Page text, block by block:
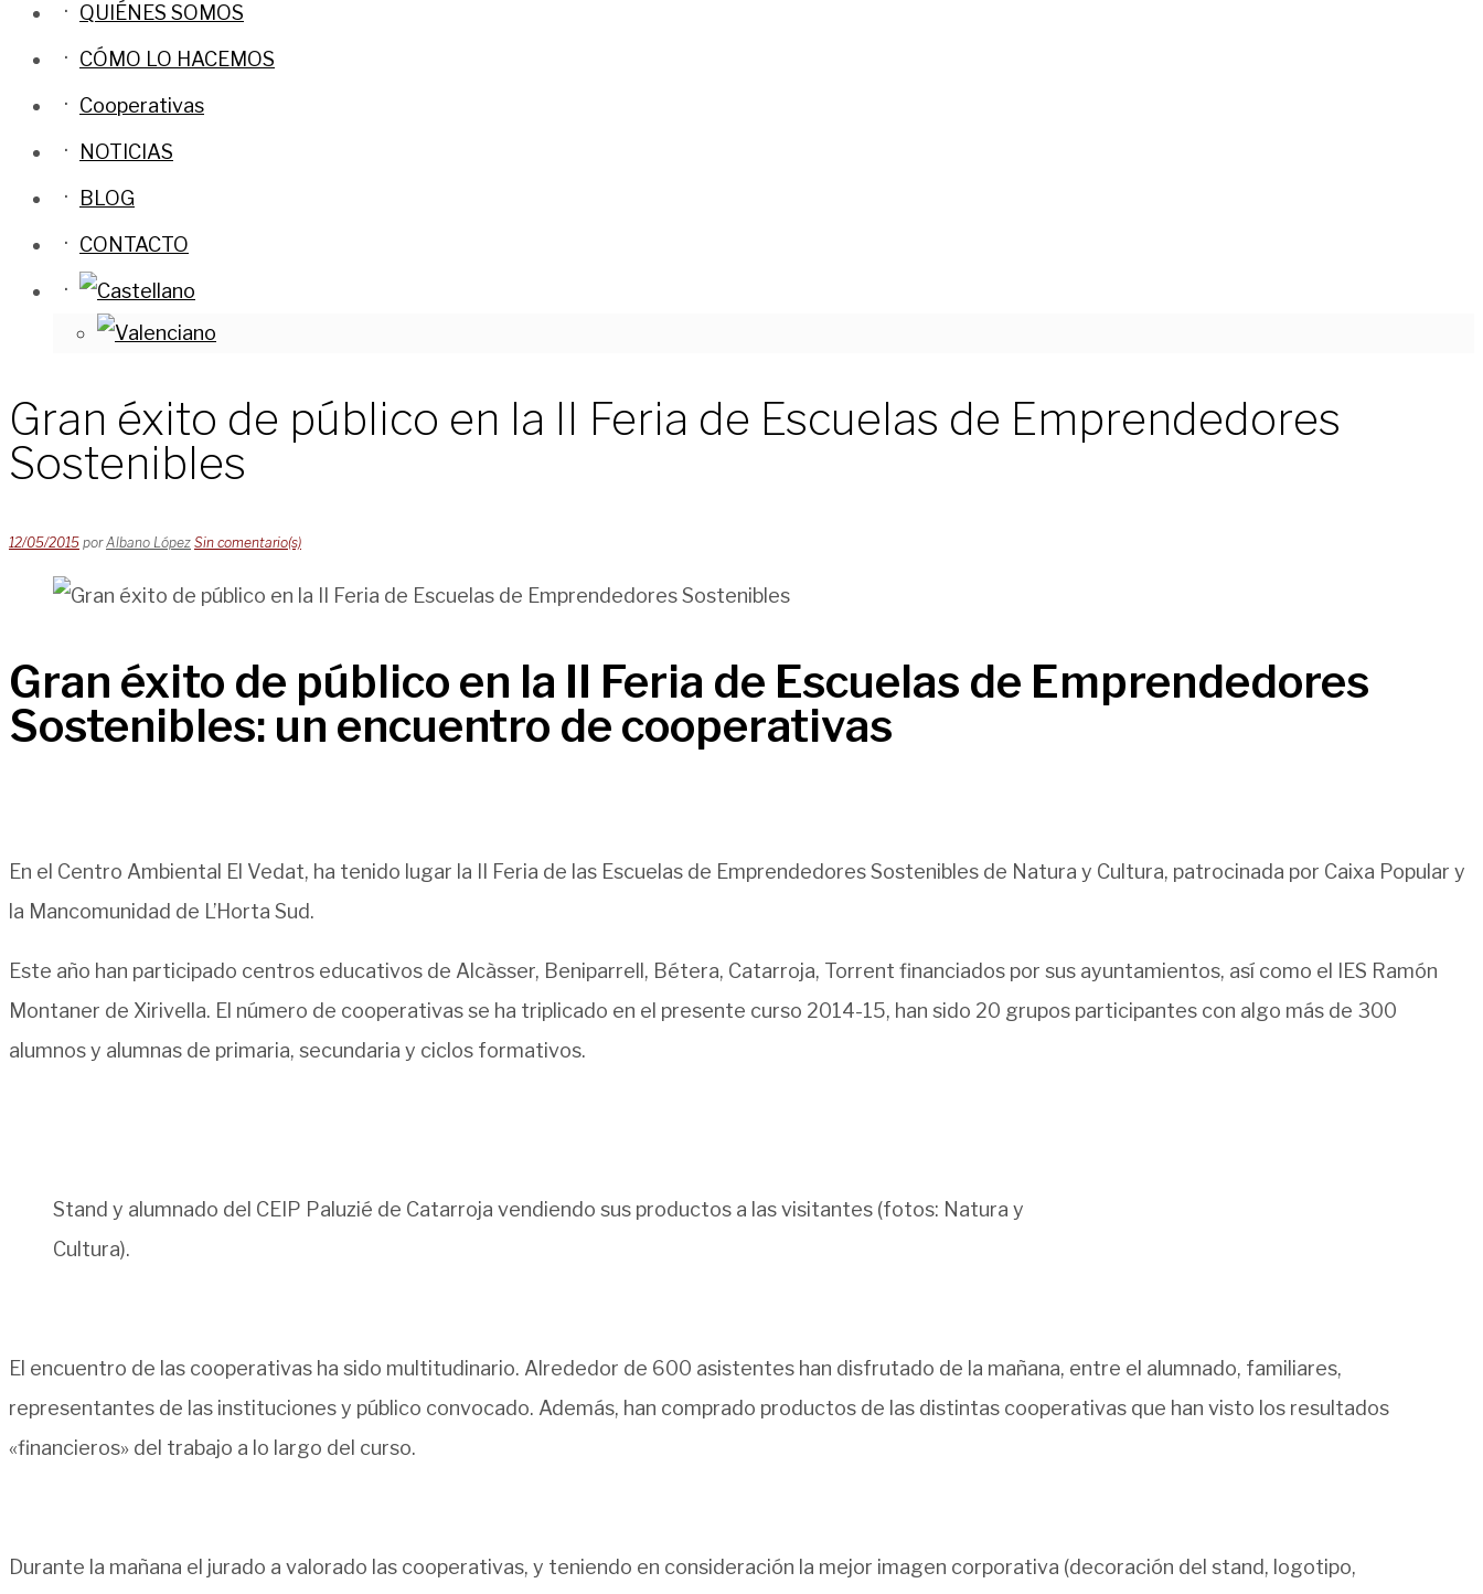
QUIÉNES SOMOS
CÓMO LO HACEMOS
Cooperativas
NOTICIAS
BLOG
CONTACTO
Gran éxito de público en la II Feria de Escuelas de Emprendedores
Sostenibles
12/05/2015 porAlbano López Sin comentario(s)
Gran éxito de público en la II Feria de Escuelas de Emprendedores
Sostenibles: un encuentro de cooperativas
En el Centro Ambiental El Vedat, ha tenido lugar la II Feria de las Escuelas de Emprendedores Sostenibles de Natura y Cultura, patrocinada por Caixa Popular y
la Mancomunidad de L’Horta Sud.
Este año han participado centros educativos de Alcàsser, Beniparrell, Bétera, Catarroja, Torrent financiados por sus ayuntamientos, así como el IES Ramón
Montaner de Xirivella. El número de cooperativas se ha triplicado en el presente curso 2014-15, han sido 20 grupos participantes con algo más de 300
alumnos y alumnas de primaria, secundaria y ciclos formativos.
Stand y alumnado del CEIP Paluzié de Catarroja vendiendo sus productos a las visitantes (fotos: Natura y
Cultura).
El encuentro de las cooperativas ha sido multitudinario. Alrededor de 600 asistentes han disfrutado de la mañana, entre el alumnado, familiares,
representantes de las instituciones y público convocado. Además, han comprado productos de las distintas cooperativas que han visto los resultados
«financieros» del trabajo a lo largo del curso.
Durante la mañana el jurado a valorado las cooperativas, y teniendo en consideración la mejor imagen corporativa (decoración del stand, logotipo,